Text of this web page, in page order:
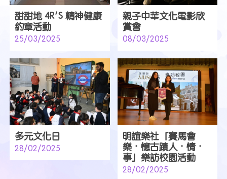
甜甜地 4R'S 精神健康
約章活動
25/03/2025
親子中華文化電影欣
賞會
08/03/2025
多元文化日
28/02/2025
明誼樂社「賽馬會
樂．憶古蹟人．情．
事」樂訪校園活動
28/02/2025